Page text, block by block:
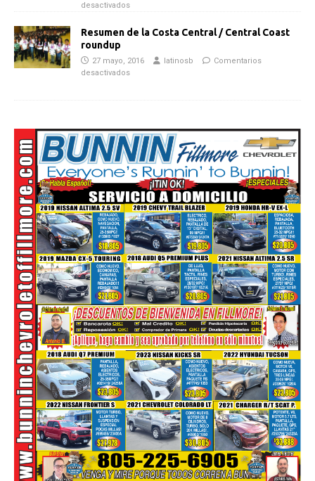
desactivados
Resumen de la Costa Central / Central Coast
roundup
27 mayo, 2016 latinosb
Comentarios
desactivados